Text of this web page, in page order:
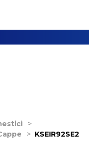
>
> KSEIR92SE2